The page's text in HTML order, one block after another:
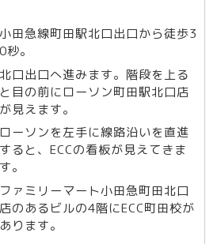
小田急線町田駅北口出口から徒歩3
0秒。
北口出口へ進みます。階段を上る
と目の前にローソン町田駅北口店
が見えます。
ローソンを左手に線路沿いを直進
すると、ECCの看板が見えてきま
す。
ファミリーマート小田急町田北口
店のあるビルの4階にECC町田校が
あります。